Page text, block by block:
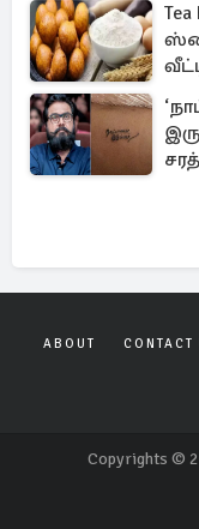
ABOUT CONTACT
Copyrights ©